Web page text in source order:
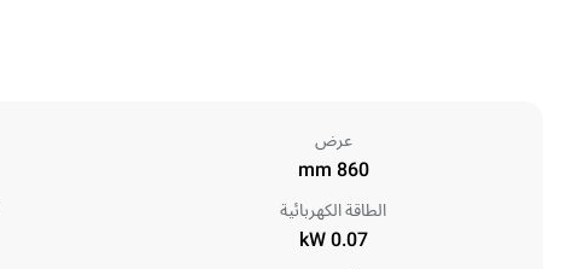
عرض
860 mm
الطاقة الكهربائية
0.07 kW